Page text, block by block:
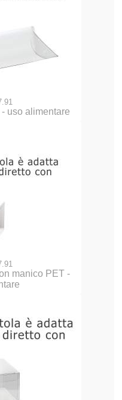
uso alimentare
manico PET -